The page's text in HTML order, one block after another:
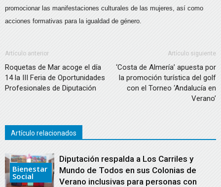
promocionar las manifestaciones culturales de las mujeres, así como
acciones formativas para la igualdad de género.
Artículo anterior
Roquetas de Mar acoge el día
14 la III Feria de Oportunidades
Profesionales de Diputación
Artículo siguiente
‘Costa de Almería’ apuesta por
la promoción turística del golf
con el Torneo ‘Andalucía en
Verano’
Artículo relacionados
Bienestar
Social
Diputación respalda a Los Carriles y
Mundo de Todos en sus Colonias de
Verano inclusivas para personas con